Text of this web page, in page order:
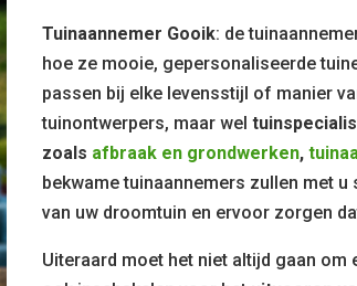
Tuinaannemer Gooik: de
hoe ze mooie, gepersonaliseerde
passen bij elke levensstijl of manier
tuinontwerpers, maar wel
zoals afbraak en grondwerken,
bekwame tuinaannemers zullen met
van uw droomtuin en ervoor zorgen
Uiteraard moet het niet altijd gaan om